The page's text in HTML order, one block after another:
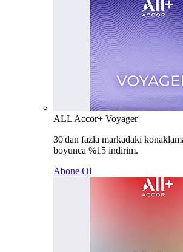
ALL Accor+ Voyager
30'dan fazla markadaki
boyunca %15 indirim.
Abone Ol